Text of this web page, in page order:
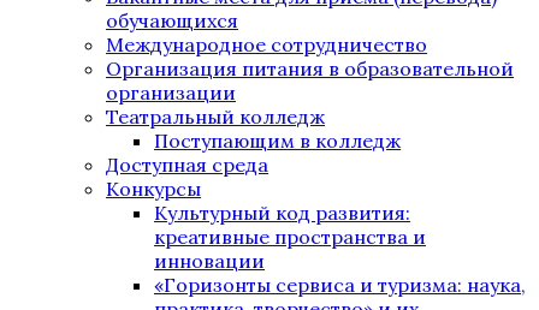
обучающихся
Международное сотрудничество
Организация питания в образовательной
организации
Театральный колледж
Поступающим в колледж
Доступная среда
Конкурсы
Культурный код развития:
креативные пространства и
инновации
«Горизонты сервиса и туризма: наука,